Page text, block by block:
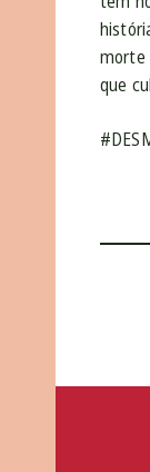
morte
que